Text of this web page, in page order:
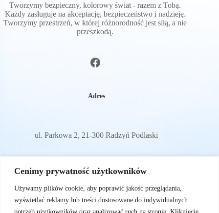
Cenimy prywatność użytkowników
Używamy plików cookie, aby poprawić jakość przeglądania,
wyświetlać reklamy lub treści dostosowane do indywidualnych
potrzeb użytkowników oraz analizować ruch na stronie. Kliknięcie
Tworzymy bezpieczny, kolorowy świat - razem z Tobą.
Każdy zasługuje na akceptację, bezpieczeństwo i nadzieję.
Tworzymy przestrzeń, w której różnorodność jest siłą, a nie
przeszkodą.
Adres
ul. Parkowa 2, 21-300 Radzyń Podlaski
E-mail
sylwiam72@wp.pl